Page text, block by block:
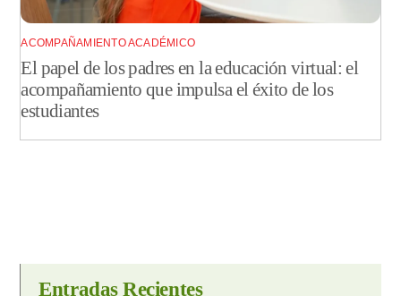
ACOMPAÑAMIENTO ACADÉMICO
El papel de los padres en la educación virtual: el
acompañamiento que impulsa el éxito de los
estudiantes
Entradas Recientes